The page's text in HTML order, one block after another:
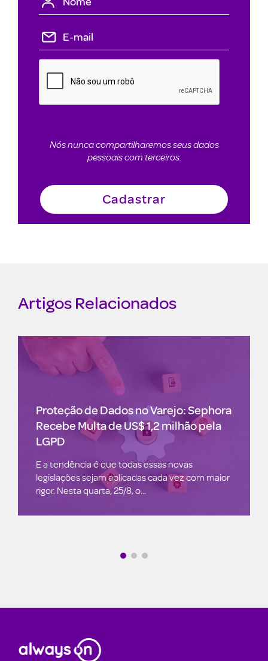
Nós nunca compartilharemos seus dados
pessoais com terceiros.
Artigos Relacionados
Linguagens de Programação para
execução perfeita
Linguagens de Programação para execução
perfeita Como Garantir a Excelência no seu
Projeto. Dominando as Linguagens Certas:
Python, R, SQL,...